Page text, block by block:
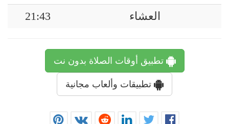
العشاء
21:43
تطبيق أوقات الصلاة بدون نت
تطبيقات وألعاب مجانية